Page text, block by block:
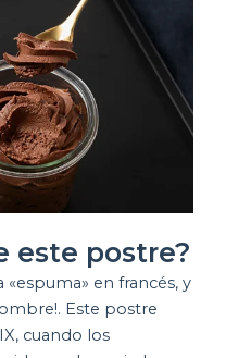
este postre?
«espuma» en francés, y
Este postre
cuando los